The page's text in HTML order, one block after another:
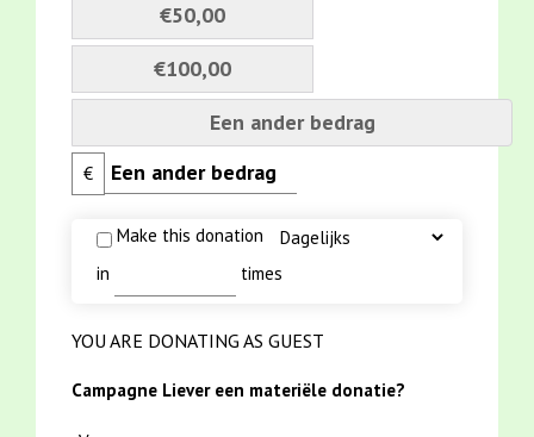
€50,00
€100,00
Een ander bedrag
€
Make this donation
in
times
YOU ARE DONATING AS GUEST
Campagne Liever een materiële donatie?